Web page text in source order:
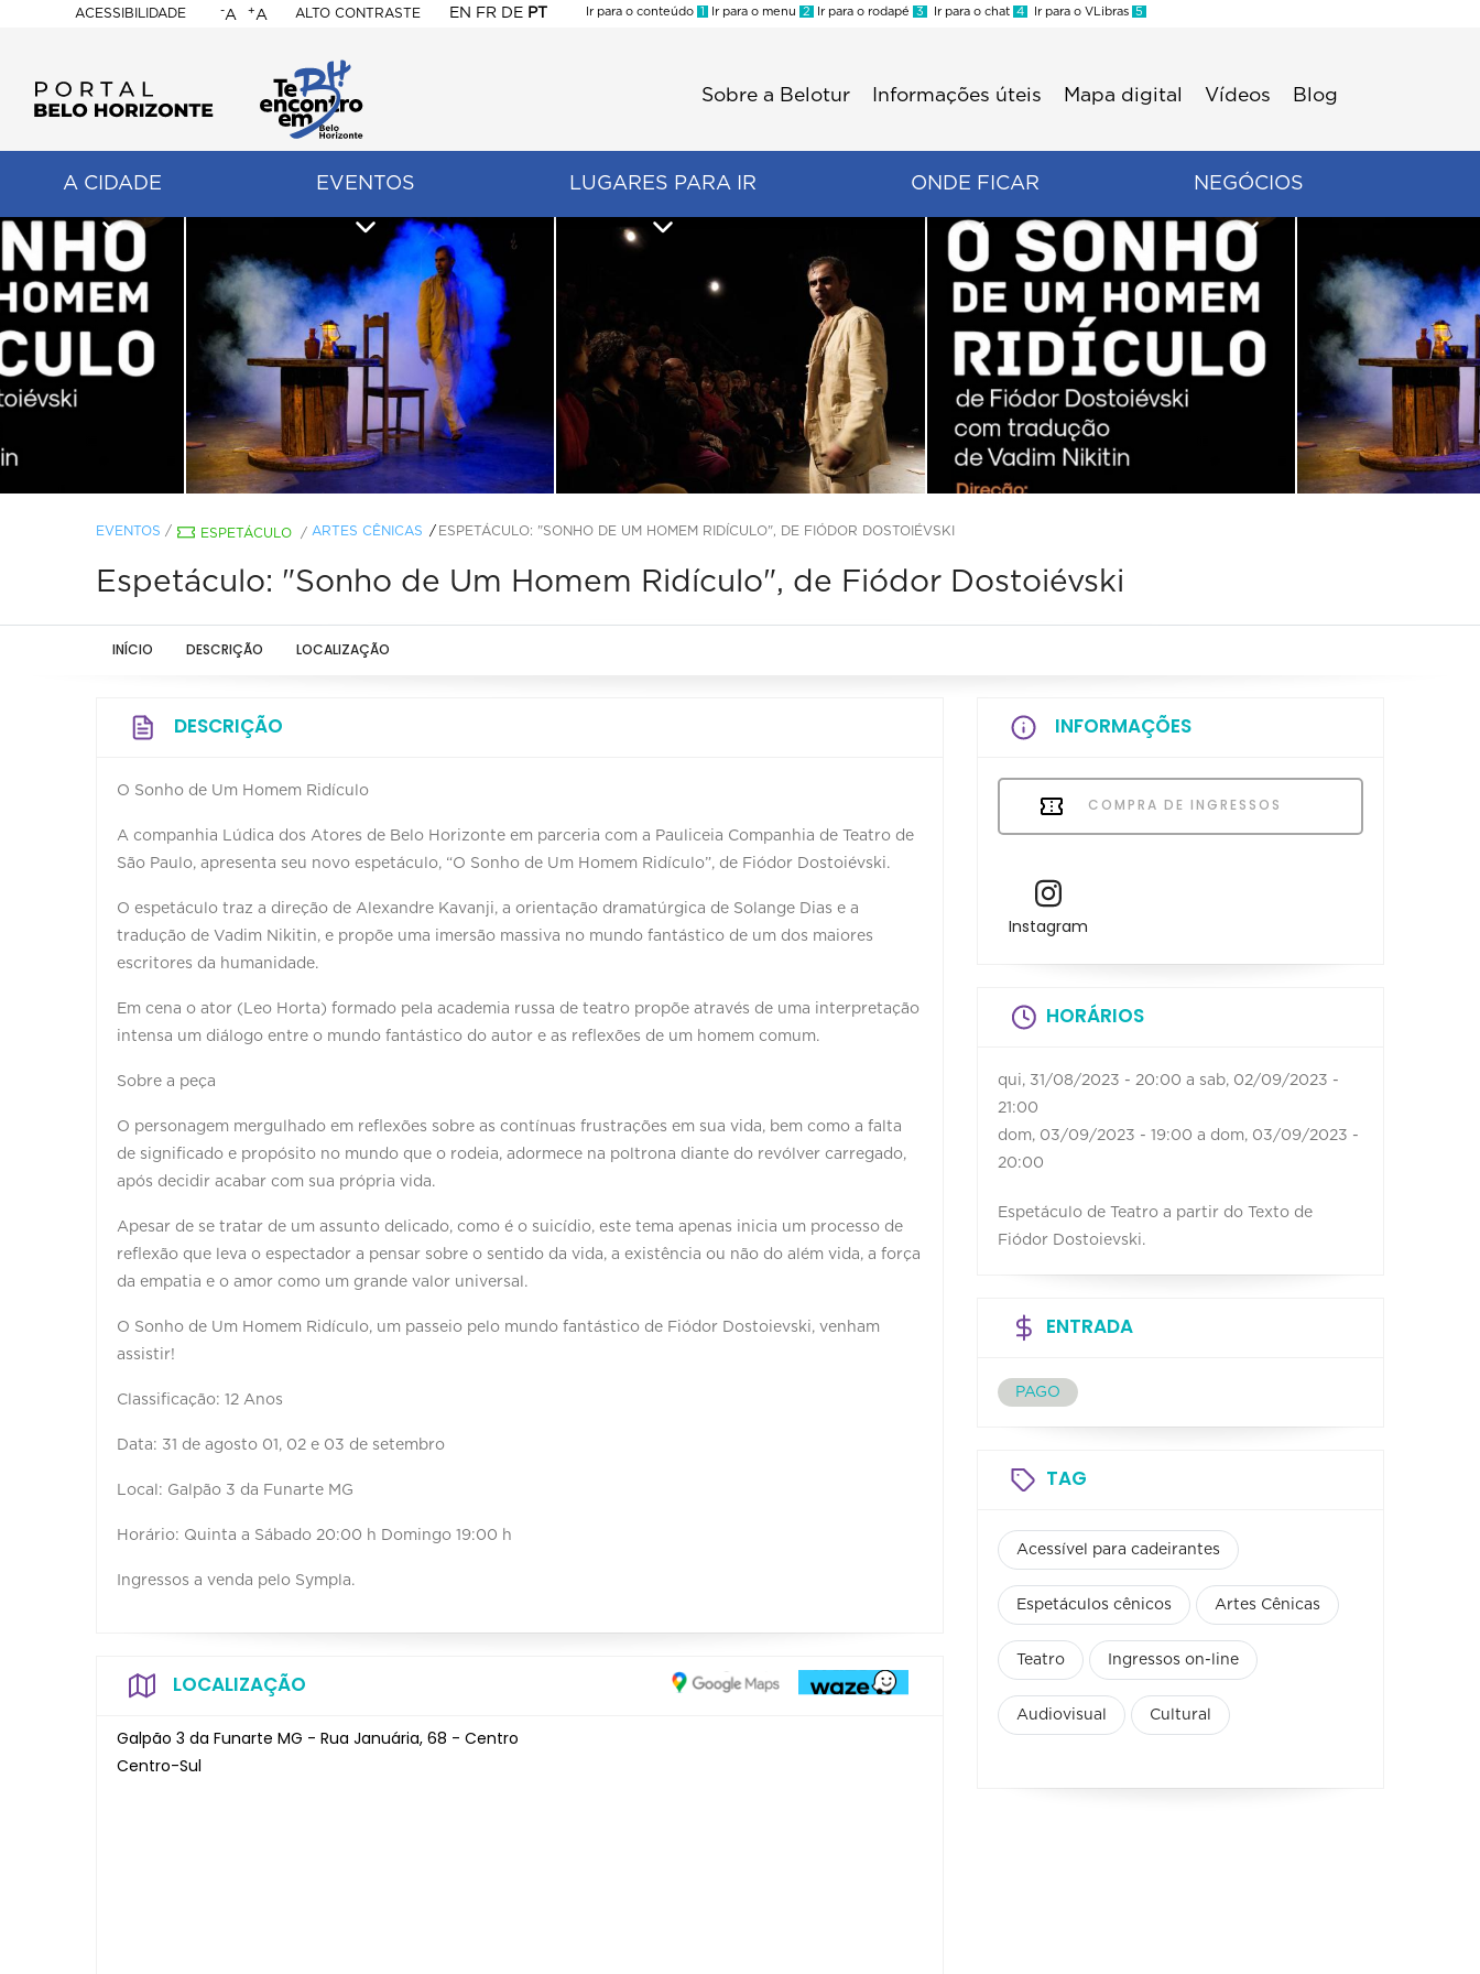
ACESSIBILIDADE
BELO
HORIZONTE
-A +A ALTO CONTRASTE EN FR DE PT
Ir para o conteúdo 1 Ir para o menu 2 Ir para o rodapé 3 Ir para o chat 4 Ir para o VLibras 5
Sobre a Belotur Informações úteis Mapa digital Vídeos Blog
A CIDADE EVENTOS LUGARES PARA IR ONDE FICAR NEGÓCIOS
EVENTOS / ESPETÁCULO / ARTES CÊNICAS ESPETÁCULO: "SONHO DE UM HOMEM RIDÍCULO", DE FIÓDOR DOSTOIÉVSKI
Espetáculo: "Sonho de Um Homem Ridículo", de Fiódor Dostoiévski
INÍCIO DESCRIÇÃO LOCALIZAÇÃO
DESCRIÇÃO
O Sonho de Um Homem Ridículo
A companhia Lúdica dos Atores de Belo Horizonte em parceria com a Pauliceia Companhia de Teatro de
São Paulo, apresenta seu novo espetáculo, “O Sonho de Um Homem Ridículo”, de Fiódor Dostoiévski.
O espetáculo traz a direção de Alexandre Kavanji, a orientação dramatúrgica de Solange Dias e a
tradução de Vadim Nikitin, e propõe uma imersão massiva no mundo fantástico de um dos maiores
escritores da humanidade.
Em cena o ator (Leo Horta) formado pela academia russa de teatro propõe através de uma interpretação
intensa um diálogo entre o mundo fantástico do autor e as reflexões de um homem comum.
Sobre a peça
O personagem mergulhado em reflexões sobre as contínuas frustrações em sua vida, bem como a falta
de significado e propósito no mundo que o rodeia, adormece na poltrona diante do revólver carregado,
após decidir acabar com sua própria vida.
Apesar de se tratar de um assunto delicado, como é o suicídio, este tema apenas inicia um processo de
reflexão que leva o espectador a pensar sobre o sentido da vida, a existência ou não do além vida, a força
da empatia e o amor como um grande valor universal.
O Sonho de Um Homem Ridículo, um passeio pelo mundo fantástico de Fiódor Dostoievski, venham
assistir!
Classificação: 12 Anos
Data: 31 de agosto 01, 02 e 03 de setembro
Local: Galpão 3 da Funarte MG
Horário: Quinta a Sábado 20:00 h Domingo 19:00 h
Ingressos a venda pelo Sympla.
LOCALIZAÇÃO
Galpão 3 da Funarte MG - Rua Januária, 68 - Centro
Centro-Sul
INFORMAÇÕES
COMPRA DE INGRESSOS
Instagram
HORÁRIOS
qui, 31/08/2023 - 20:00 a sab, 02/09/2023 -
21:00
dom, 03/09/2023 - 19:00 a dom, 03/09/2023 -
20:00
Espetáculo de Teatro a partir do Texto de
Fiódor Dostoievski.
ENTRADA
PAGO
TAG
Acessível para cadeirantes
Espetáculos cênicos Artes Cênicas
Teatro Ingressos on-line
Audiovisual Cultural